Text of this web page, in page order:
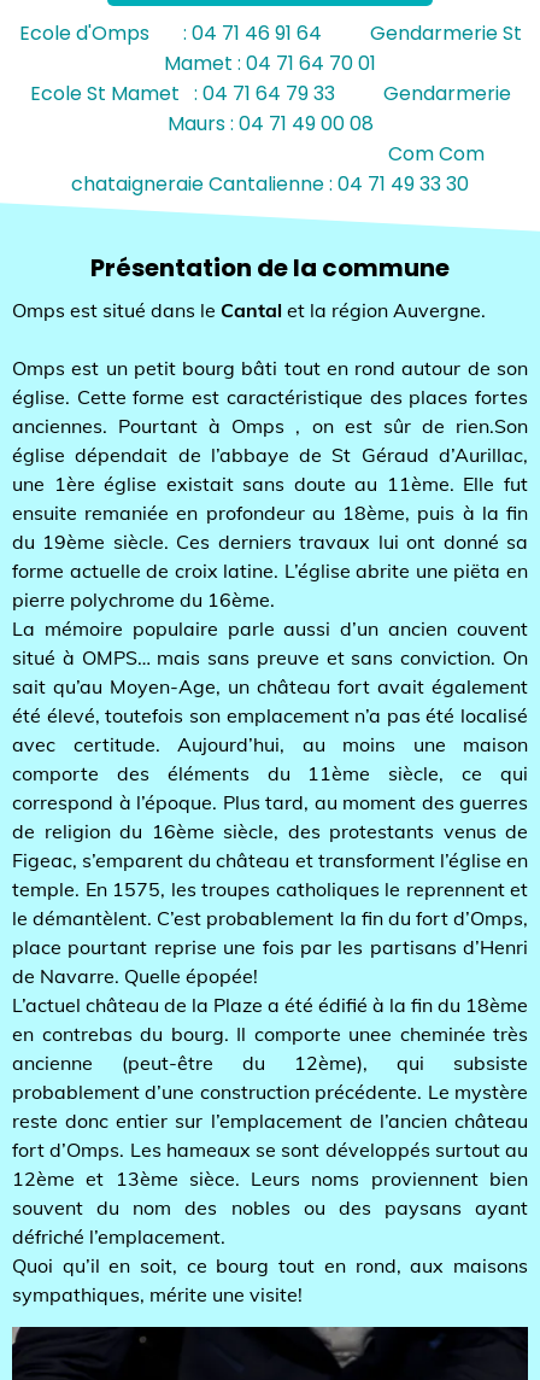
Ecole d'Omps : 04 71 46 91 64 Gendarmerie St
Mamet : 04 71 64 70 01
Ecole St Mamet : 04 71 64 79 33 Gendarmerie
Maurs : 04 71 49 00 08
Com Com
chataigneraie Cantalienne : 04 71 49 33 30
Présentation de la commune
Omps est situé dans le Cantal et la région Auvergne.
Omps est un petit bourg bâti tout en rond autour de son
église. Cette forme est caractéristique des places fortes
anciennes. Pourtant à Omps , on est sûr de rien.Son
église dépendait de l’abbaye de St Géraud d’Aurillac,
une 1ère église existait sans doute au 11ème. Elle fut
ensuite remaniée en profondeur au 18ème, puis à la fin
du 19ème siècle. Ces derniers travaux lui ont donné sa
forme actuelle de croix latine. L’église abrite une piëta en
pierre polychrome du 16ème.
La mémoire populaire parle aussi d’un ancien couvent
situé à OMPS… mais sans preuve et sans conviction. On
sait qu’au Moyen-Age, un château fort avait également
été élevé, toutefois son emplacement n’a pas été localisé
avec certitude. Aujourd’hui, au moins une maison
comporte des éléments du 11ème siècle, ce qui
correspond à l’époque. Plus tard, au moment des guerres
de religion du 16ème siècle, des protestants venus de
Figeac, s’emparent du château et transforment l’église en
temple. En 1575, les troupes catholiques le reprennent et
le démantèlent. C’est probablement la fin du fort d’Omps,
place pourtant reprise une fois par les partisans d’Henri
de Navarre. Quelle épopée!
L’actuel château de la Plaze a été édifié à la fin du 18ème
en contrebas du bourg. Il comporte unee cheminée très
ancienne (peut-être du 12ème), qui subsiste
probablement d’une construction précédente. Le mystère
reste donc entier sur l’emplacement de l’ancien château
fort d’Omps. Les hameaux se sont développés surtout au
12ème et 13ème sièce. Leurs noms proviennent bien
souvent du nom des nobles ou des paysans ayant
défriché l’emplacement.
Quoi qu’il en soit, ce bourg tout en rond, aux maisons
sympathiques, mérite une visite!